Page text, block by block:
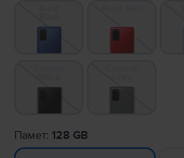
Памет: 128 GB